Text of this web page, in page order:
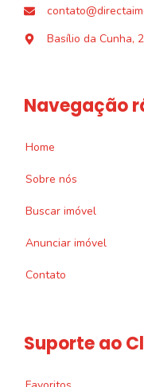
Basílio da Cunha,
Navegação
Home
Sobre nós
Buscar imóvel
Anunciar imóvel
Contato
Suporte ao